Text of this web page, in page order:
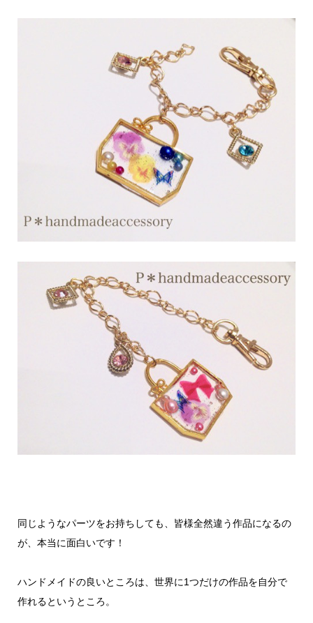
同じようなパーツをお持ちしても、皆様全然違う作品になるの
が、本当に面白いです！
ハンドメイドの良いところは、世界に1つだけの作品を自分で
作れるというところ。